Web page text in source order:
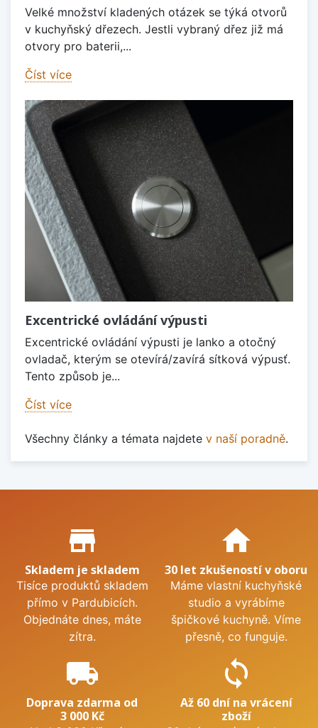
Velké množství kladených otázek se týká otvorů
v kuchyňský dřezech. Jestli vybraný dřez již má
otvory pro baterii,...
Číst více
Excentrické ovládání výpusti
Excentrické ovládání výpusti je lanko a otočný
ovladač, kterým se otevírá/zavírá sítková výpusť.
Tento způsob je...
Číst více
Všechny články a témata najdete v naší poradně.
Proč nakupovat u nás?
store_mall_directory
Skladem je skladem
Tisíce produktů skladem
přímo v Pardubicích.
Objednáte dnes, máte
zítra.
home
30 let zkušeností v oboru
Máme vlastní kuchyňské
studio a vyrábíme
špičkové kuchyně. Víme
přesně, co funguje.
local_shipping
Doprava zdarma od
3 000 Kč
sync
Až 60 dní na vrácení
zboží